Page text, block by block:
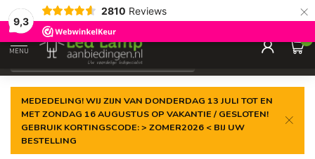
9,3
2810 Reviews ×
Gegarandeerde delaagste prijs
MENU
0
MEDEDELING! WIJ ZIJN VAN DONDERDAG 13 JULI TOT EN
MET ZONDAG 16 AUGUSTUS OP VAKANTIE / GESLOTEN!
GEBRUIK KORTINGSCODE: > ZOMER2026 < BIJ UW
BESTELLING